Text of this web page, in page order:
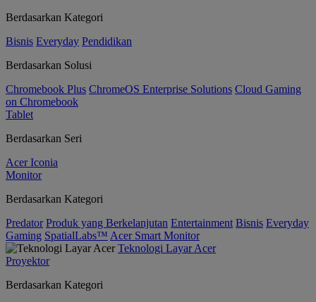
Berdasarkan Kategori
Bisnis Everyday Pendidikan
Berdasarkan Solusi
Chromebook Plus ChromeOS Enterprise Solutions Cloud Gaming
on Chromebook
Tablet
Berdasarkan Seri
Acer Iconia
Monitor
Berdasarkan Kategori
Predator Produk yang Berkelanjutan Entertainment Bisnis Everyday
Gaming SpatialLabs™ Acer Smart Monitor
Teknologi Layar Acer
Proyektor
Berdasarkan Kategori